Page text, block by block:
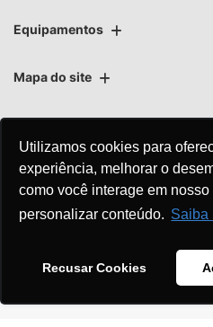
Utilizamos cookies para
experiência, melhorar o
como você interage em nosso
personalizar conteúdo. Saiba
Recusar Cookies
Equipamentos
Mapa do site
Para otimizar sua experiência durante
política de cookies e para proteger
. Ao